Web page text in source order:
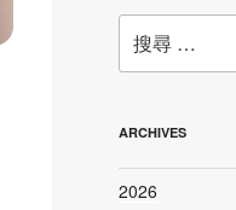
尋：
ARCHIVES
2026